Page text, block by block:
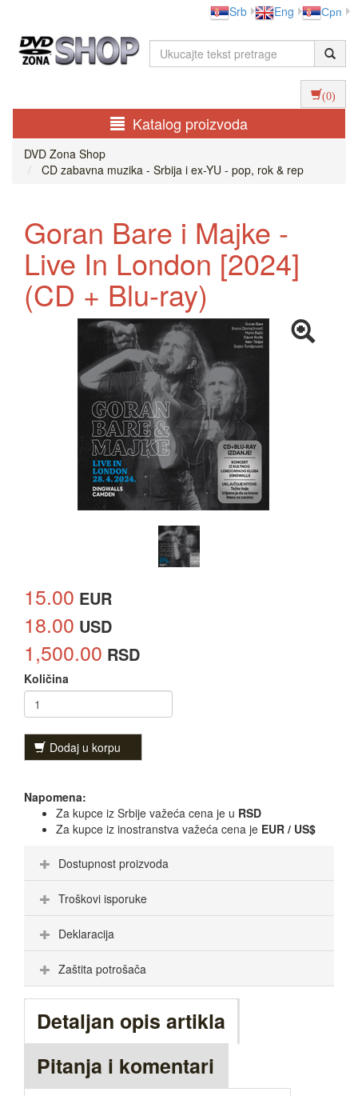
Srb Eng Срп
(0)
Katalog proizvoda
DVD Zona Shop
CD zabavna muzika - Srbija i ex-YU - pop, rok & rep
Goran Bare i Majke -
Live In London [2024]
(CD + Blu-ray)
15.00 EUR
18.00 USD
1,500.00 RSD
Količina
Dodaj u korpu
Napomena:
Za kupce iz Srbije važeća cena je u RSD
Za kupce iz inostranstva važeća cena je EUR / US$
Dostupnost proizvoda
Troškovi isporuke
Deklaracija
Zaštita potrošača
Detaljan opis artikla
Pitanja i komentari